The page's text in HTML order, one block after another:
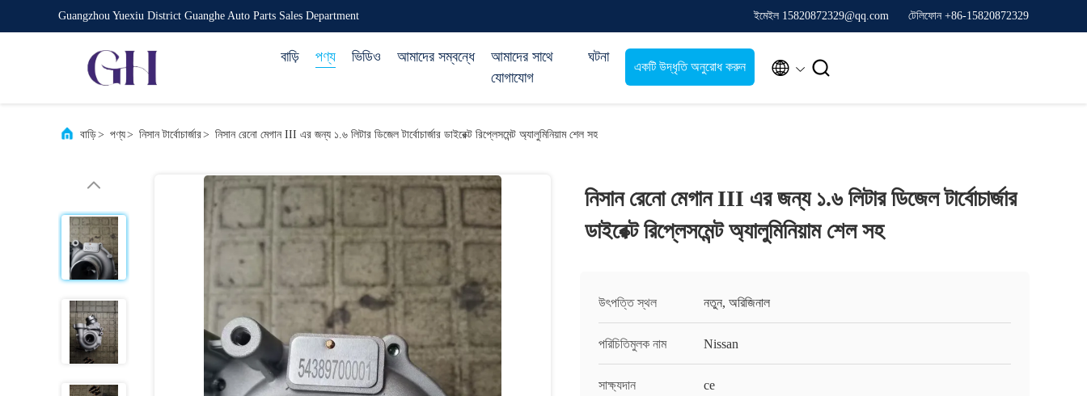
Guangzhou Yuexiu District Guanghe Auto Parts Sales Department ইমেইল 15820872329@qq.com টেলিফোন +86-15820872329
বাড়ি পণ্য ভিডিও আমাদের সম্বন্ধে
আমাদের সাথে
যোগাযোগ
ঘটনা
একটি উদ্ধৃতি অনুরোধ করুন  
বাড়ি> পণ্য> নিসান টার্বোচার্জার> নিসান রেনো মেগান III এর জন্য ১.৬ লিটার ডিজেল টার্বোচার্জার ডাইরেক্ট রিপ্লেসমেন্ট অ্যালুমিনিয়াম শেল সহ
নিসান রেনো মেগান III এর জন্য ১.৬ লিটার ডিজেল টার্বোচার্জার
ডাইরেক্ট রিপ্লেসমেন্ট অ্যালুমিনিয়াম শেল সহ
উৎপত্তি স্থল নতুন, অরিজিনাল
পরিচিতিমুলক নাম Nissan
সাক্ষ্যদান ce